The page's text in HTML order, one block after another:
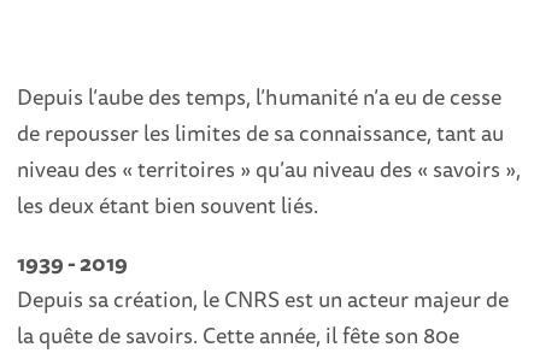
Depuis l’aube des temps, l’humanité n’a eu de cesse
de repousser les limites de sa connaissance, tant au
niveau des « territoires » qu’au niveau des « savoirs »,
les deux étant bien souvent liés.
1939 - 2019
Depuis sa création, le CNRS est un acteur majeur de
la quête de savoirs. Cette année, il fête son 80e